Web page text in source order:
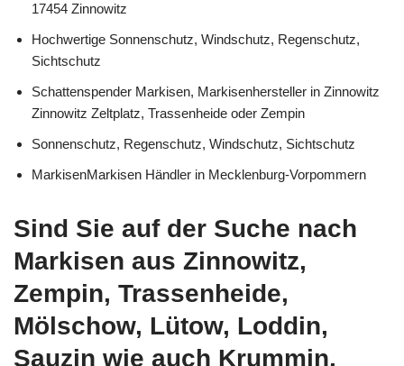
17454 Zinnowitz
Hochwertige Sonnenschutz, Windschutz, Regenschutz,
Sichtschutz
Schattenspender Markisen, Markisenhersteller in Zinnowitz
Zinnowitz Zeltplatz, Trassenheide oder Zempin
Sonnenschutz, Regenschutz, Windschutz, Sichtschutz
MarkisenMarkisen Händler in Mecklenburg-Vorpommern
Sind Sie auf der Suche nach
Markisen aus Zinnowitz,
Zempin, Trassenheide,
Mölschow, Lütow, Loddin,
Sauzin wie auch Krummin,